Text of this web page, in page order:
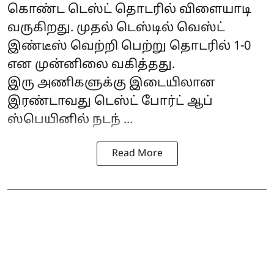
கொண்ட டெஸ்ட் தொடரில் விளையாடி
வருகிறது. முதல் டெஸ்டில் வெஸ்ட்
இண்டீஸ் வெற்றி பெற்று தொடரில் 1-0
என முன்னிலை வகித்தது.
இரு அணிகளுக்கு இடையிலான
இரண்டாவது டெஸ்ட் போர்ட் ஆப்
ஸ்பெயினில் நடந் ...
Read More